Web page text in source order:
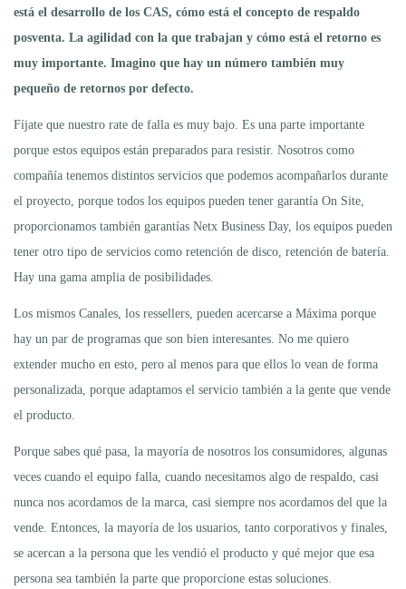
está el desarrollo de los CAS, cómo está el concepto de respaldo
posventa. La agilidad con la que trabajan y cómo está el retorno es
muy importante. Imagino que hay un número también muy
pequeño de retornos por defecto.
Fíjate que nuestro rate de falla es muy bajo. Es una parte importante
porque estos equipos están preparados para resistir. Nosotros como
compañía tenemos distintos servicios que podemos acompañarlos durante
el proyecto, porque todos los equipos pueden tener garantía On Site,
proporcionamos también garantías Netx Business Day, los equipos pueden
tener otro tipo de servicios como retención de disco, retención de batería.
Hay una gama amplia de posibilidades.
Los mismos Canales, los ressellers, pueden acercarse a Máxima porque
hay un par de programas que son bien interesantes. No me quiero
extender mucho en esto, pero al menos para que ellos lo vean de forma
personalizada, porque adaptamos el servicio también a la gente que vende
el producto.
Porque sabes qué pasa, la mayoría de nosotros los consumidores, algunas
veces cuando el equipo falla, cuando necesitamos algo de respaldo, casi
nunca nos acordamos de la marca, casi siempre nos acordamos del que la
vende. Entonces, la mayoría de los usuarios, tanto corporativos y finales,
se acercan a la persona que les vendió el producto y qué mejor que esa
persona sea también la parte que proporcione estas soluciones.